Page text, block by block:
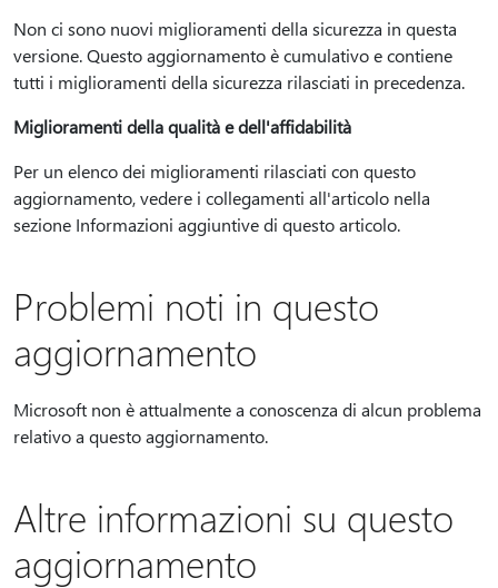
Non ci sono nuovi miglioramenti della sicurezza in questa
versione. Questo aggiornamento è cumulativo e contiene
tutti i miglioramenti della sicurezza rilasciati in precedenza.
Miglioramenti della qualità e dell'affidabilità
Per un elenco dei miglioramenti rilasciati con questo
aggiornamento, vedere i collegamenti all'articolo nella
sezione Informazioni aggiuntive di questo articolo.
Problemi noti in questo
aggiornamento
Microsoft non è attualmente a conoscenza di alcun problema
relativo a questo aggiornamento.
Altre informazioni su questo
aggiornamento